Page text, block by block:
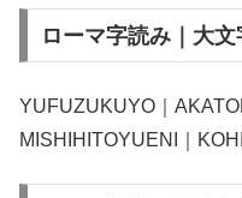
ローマ字読み｜大文
YUFUZUKUYO｜
MISHIHITOYUENI｜